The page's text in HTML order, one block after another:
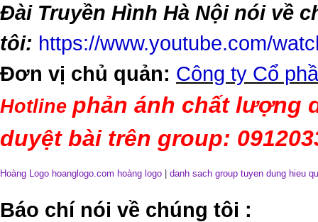
Đài Truyền Hình Hà Nội nói về
tôi: https://www.youtube.com/
Đơn vị chủ quản: Công ty Cổ
Hotline phản ánh chất lượng
duyệt bài trên group:
Hoàng Logo hoanglogo.com hoàng logo danh sach group tuyen dung hieu
​Báo chí nói về chúng tôi :